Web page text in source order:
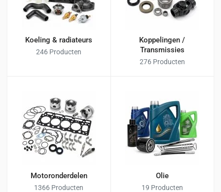
Koeling & radiateurs
246 Producten
Koppelingen /
Transmissies
276 Producten
Motoronderdelen
1366 Producten
Olie
19 Producten